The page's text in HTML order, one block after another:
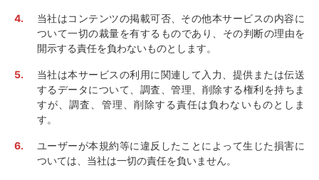
当社はコンテンツの掲載可否、その他本サービスの内容に
ついて一切の裁量を有するものであり、その判断の理由を
開示する責任を負わないものとします。
当社は本サービスの利用に関連して入力、提供または伝送
するデータについて、調査、管理、削除する権利を持ちま
すが、調査、管理、削除する責任は負わないものとしま
す。
ユーザーが本規約等に違反したことによって生じた損害に
ついては、当社は一切の責任を負いません。